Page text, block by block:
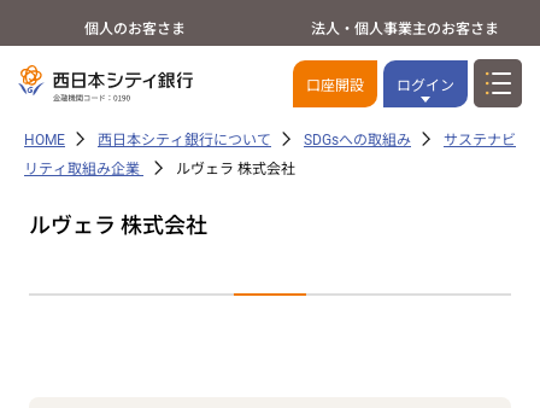
個人のお客さま 法人・個人事業主のお客さま
口座開設 ログイン
HOME 西日本シティ銀行について SDGsへの取組み
サステナビ
リティ取組み企業
ルヴェラ 株式会社
ルヴェラ 株式会社